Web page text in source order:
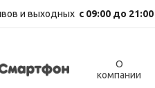
и выходных с 09:00 до
О
компании